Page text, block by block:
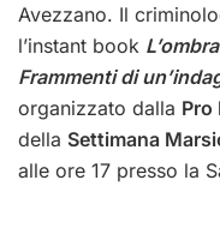
Avezzano. Il
l’instant book
Frammenti di
organizzato dalla Pro
della Settimana
alle ore 17 presso la